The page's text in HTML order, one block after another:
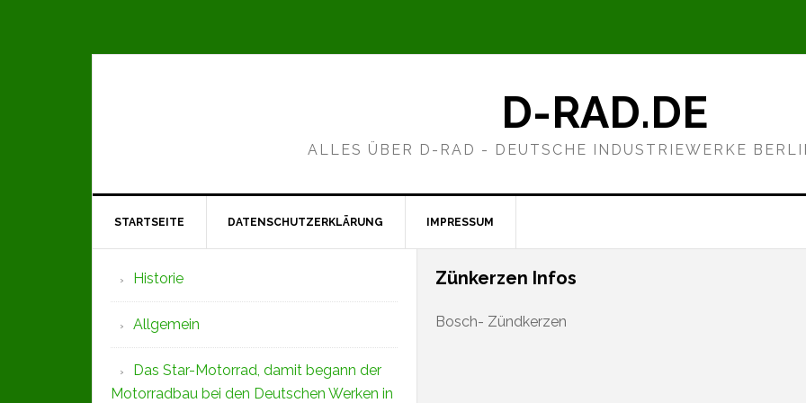
D-RAD.DE
ALLES ÜBER D-RAD - DEUTSCHE INDUSTRIEWERKE
STARTSEITE DATENSCHUTZERKLÄRUNG IMPRESSUM
Zünkerzen Infos
Bosch- Zündkerzen
Seitenspalte
Historie
Allgemein
Das Star-Motorrad, damit begann der
Motorradbau bei den Deutschen Werken in